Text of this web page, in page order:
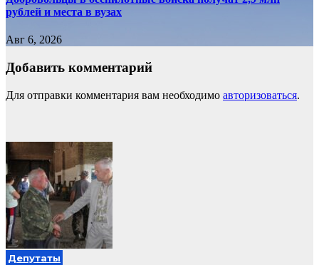
рублей и места в вузах
Авг 6, 2026
Добавить комментарий
Для отправки комментария вам необходимо авторизоваться.
Депутаты